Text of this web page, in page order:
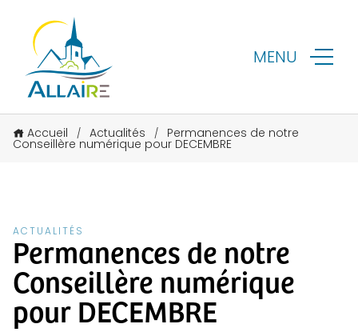
MENU
Accueil / Actualités / Permanences de notre
Conseillère numérique pour DECEMBRE
ACTUALITÉS
Permanences de notre
Conseillère numérique
pour DECEMBRE